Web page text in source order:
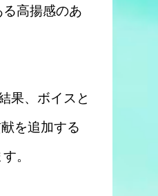
高揚感のあ
果、ボイスと
を追加する
。